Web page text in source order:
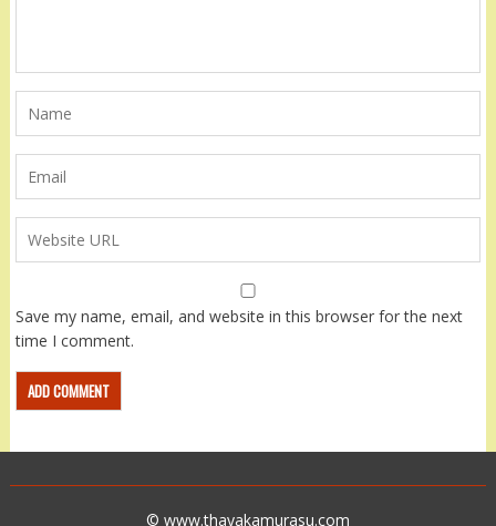
Save my name, email, and website in this browser for the next
time I comment.
© www.thayakamurasu.com